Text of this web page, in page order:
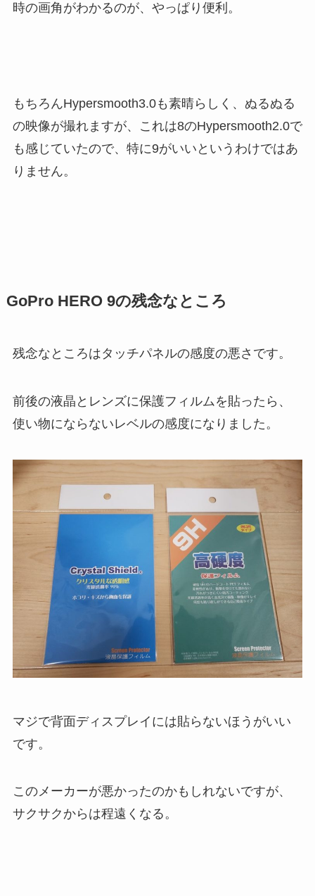
時の画角がわかるのが、やっぱり便利。
もちろんHypersmooth3.0も素晴らしく、ぬるぬる
の映像が撮れますが、これは8のHypersmooth2.0で
も感じていたので、特に9がいいというわけではあ
りません。
GoPro HERO 9の残念なところ
残念なところはタッチパネルの感度の悪さです。
前後の液晶とレンズに保護フィルムを貼ったら、
使い物にならないレベルの感度になりました。
マジで背面ディスプレイには貼らないほうがいい
です。
このメーカーが悪かったのかもしれないですが、
サクサクからは程遠くなる。